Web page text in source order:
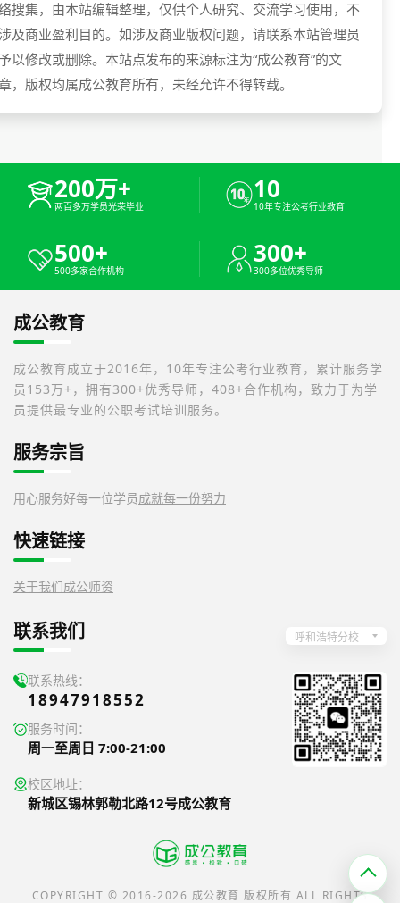
搜集，由本站编辑整理，仅供个人研究、交流学习使用，不
及商业盈利目的。如涉及商业版权问题，请联系本站管理员
以修改或删除。本站点发布的来源标注为“成公教育”的文
，版权均属成公教育所有，未经允许不得转载。
200万+
两百多万学员光荣毕业
10
10年专注公考行业教育
500+
500多家合作机构
300+
300多位优秀导师
成公教育
成公教育成立于2016年，10年专注公考行业教育，累计服务学
员153万+，拥有300+优秀导师，408+合作机构，致力于为学
员提供最专业的公职考试培训服务。
服务宗旨
用心服务好每一位学员成就每一份努力
快速链接
关于我们成公师资
COPYRIGHT © 2016-2026 成公教育 版权所有 ALL RIGHTS
联系我们 呼和浩特分校
联系热线：
18947918552
服务时间：
周一至周日 7:00-21:00
校区地址：
新城区锡林郭勒北路12号成公教育